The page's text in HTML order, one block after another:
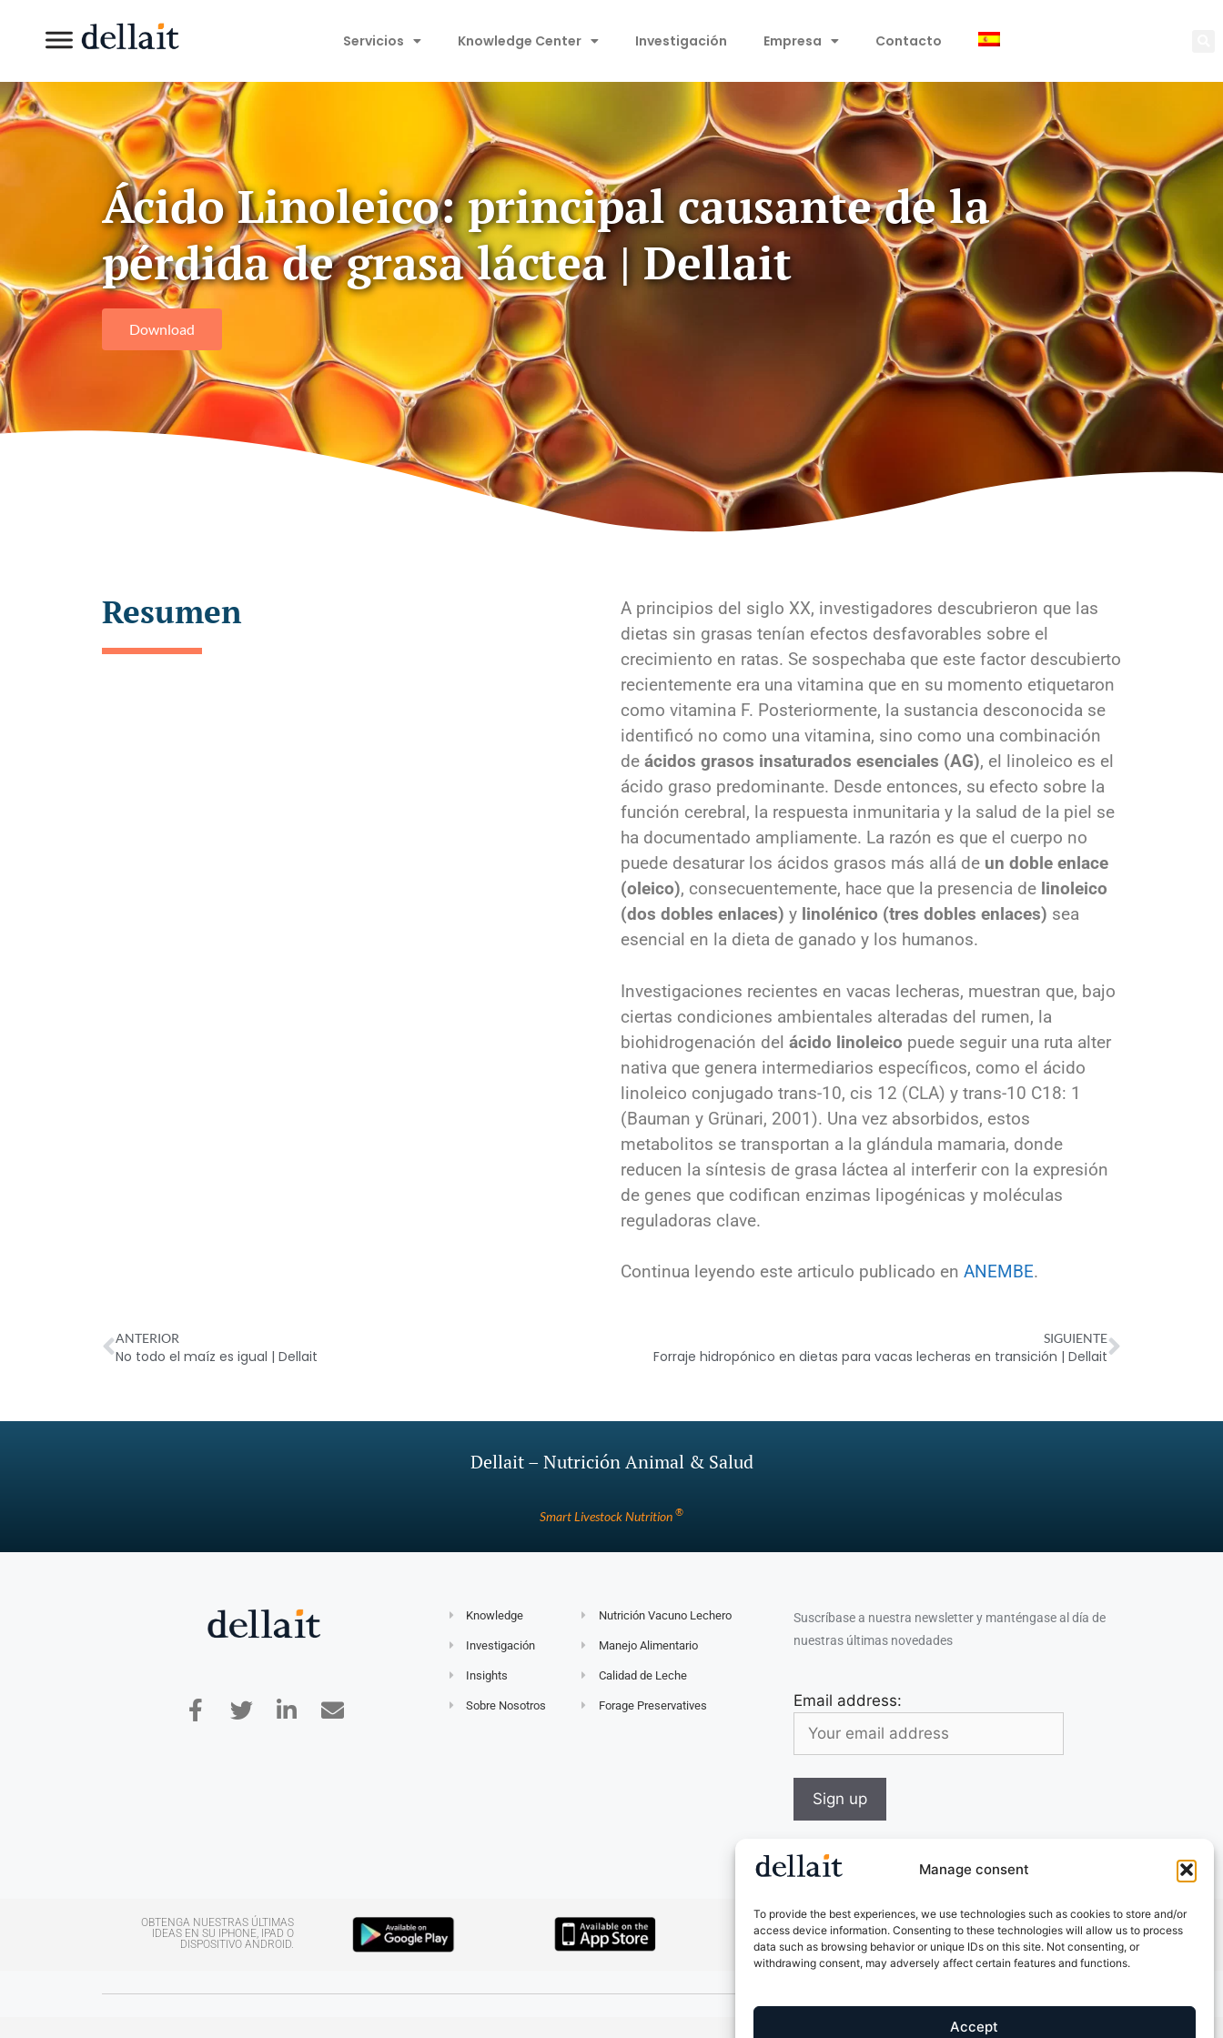
Manage consent
To provide the best experiences, we use technologies such as cookies to store and/or
access device information. Consenting to these technologies will allow us to process
data such as browsing behavior or unique IDs on this site. Not consenting, or
withdrawing consent, may adversely affect certain features and functions.
Accept
Servicios Knowledge Center Investigación Empresa Contacto
Ácido Linoleico: principal causante de la
pérdida de grasa láctea | Dellait
Download
Resumen
A principios del siglo XX, investigadores descubrieron que las
dietas sin grasas tenían efectos desfavorables sobre el
crecimiento en ratas. Se sospechaba que este factor descubierto
recientemente era una vitamina que en su momento etiquetaron
como vitamina F. Posteriormente, la sustancia desconocida se
identificó no como una vitamina, sino como una combinación
de ácidos grasos insaturados esenciales (AG), el linoleico es el
ácido graso predominante. Desde entonces, su efecto sobre la
función cerebral, la respuesta inmunitaria y la salud de la piel se
ha documentado ampliamente. La razón es que el cuerpo no
puede desaturar los ácidos grasos más allá de un doble enlace
(oleico), consecuentemente, hace que la presencia de linoleico
(dos dobles enlaces) y linolénico (tres dobles enlaces) sea
esencial en la dieta de ganado y los humanos.
Investigaciones recientes en vacas lecheras, muestran que, bajo
ciertas condiciones ambientales alteradas del rumen, la
biohidrogenación del ácido linoleico puede seguir una ruta alter
nativa que genera intermediarios específicos, como el ácido
linoleico conjugado trans-10, cis 12 (CLA) y trans-10 C18: 1
(Bauman y Grünari, 2001). Una vez absorbidos, estos
metabolitos se transportan a la glándula mamaria, donde
reducen la síntesis de grasa láctea al interferir con la expresión
de genes que codifican enzimas lipogénicas y moléculas
reguladoras clave.
Continua leyendo este articulo publicado en ANEMBE.
ANTERIOR
No todo el maíz es igual | Dellait
SIGUIENTE
Forraje hidropónico en dietas para vacas lecheras en transición | Dellait
Dellait – Nutrición Animal & Salud
Smart Livestock Nutrition ®
Knowledge
Investigación
Insights
Sobre Nosotros
Nutrición Vacuno Lechero
Manejo Alimentario
Calidad de Leche
Forage Preservatives
Suscríbase a nuestra newsletter y manténgase al día de
nuestras últimas novedades
Email address:
OBTENGA NUESTRAS ÚLTIMAS
IDEAS EN SU IPHONE, IPAD O
DISPOSITIVO ANDROID.